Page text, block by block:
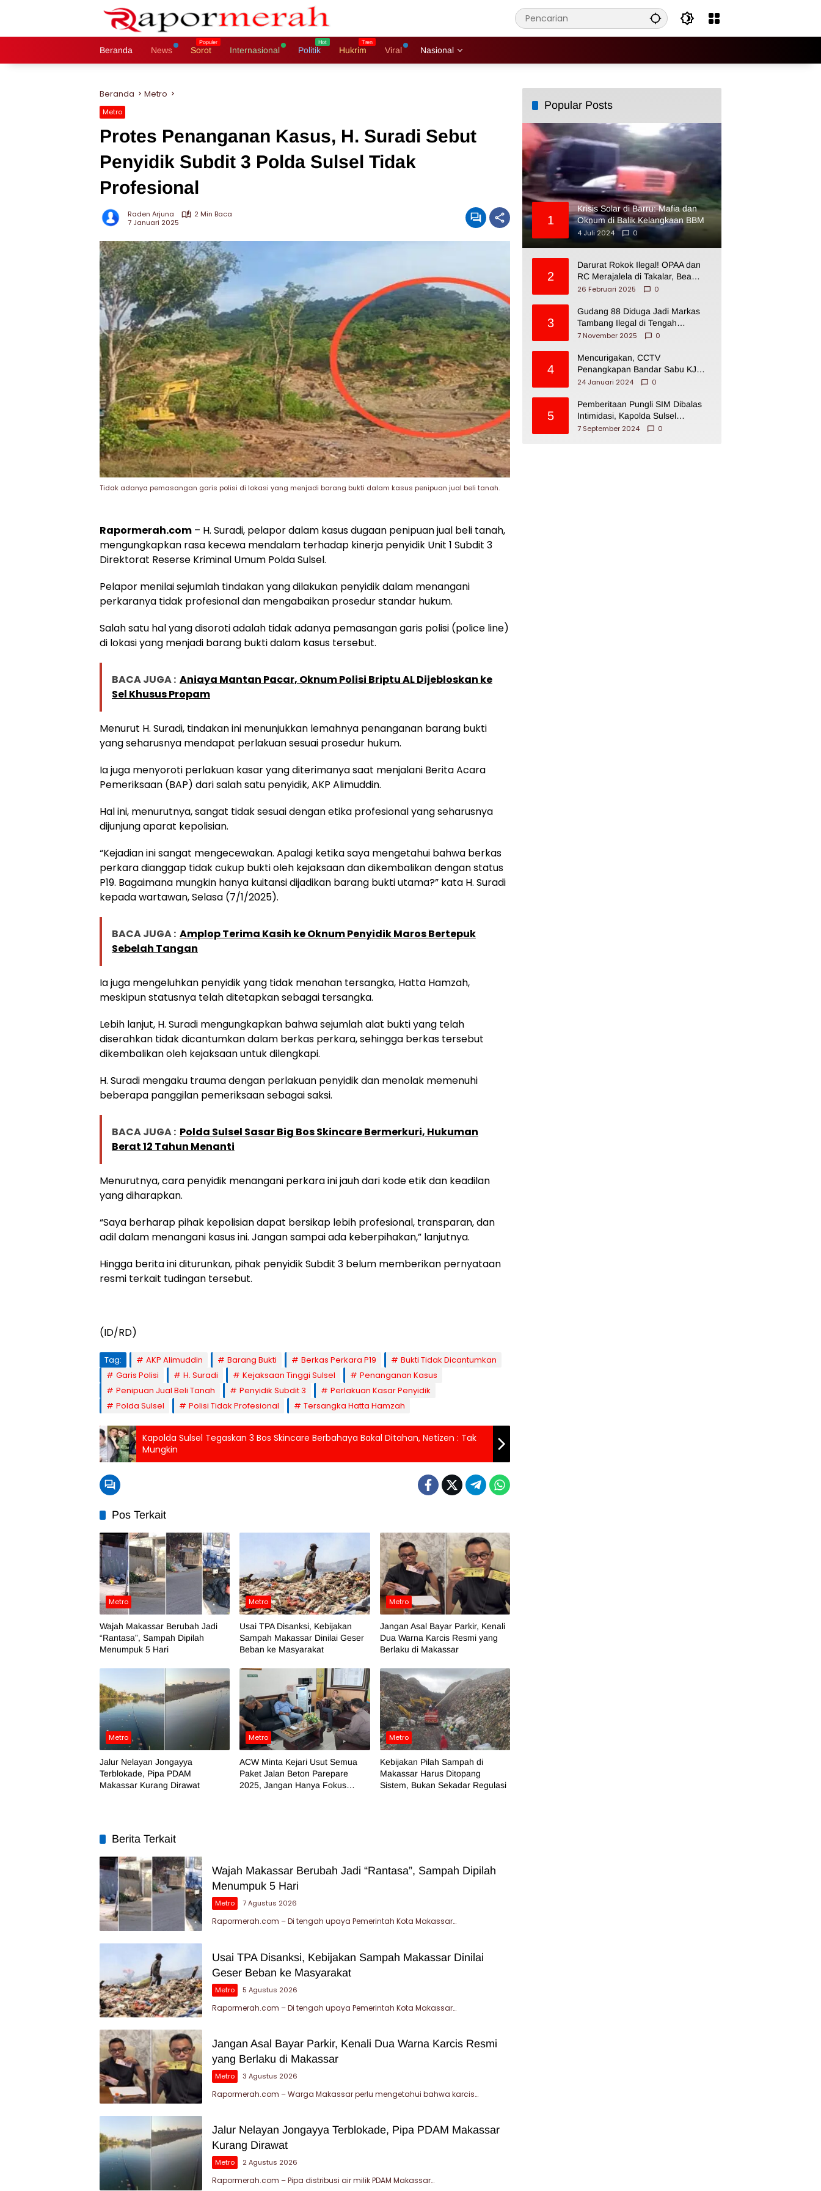
Beranda News Sorot Internasional Politik Hukrim Viral Nasional
Beranda Metro
Metro
Protes Penanganan Kasus, H. Suradi Sebut
Penyidik Subdit 3 Polda Sulsel Tidak
Profesional
Raden Arjuna
2 Min Baca
7 Januari 2025
Tidak adanya pemasangan garis polisi di lokasi yang menjadi barang bukti dalam kasus penipuan jual beli tanah.
Rapormerah.com – H. Suradi, pelapor dalam kasus dugaan penipuan jual beli tanah,
mengungkapkan rasa kecewa mendalam terhadap kinerja penyidik Unit 1 Subdit 3
Direktorat Reserse Kriminal Umum Polda Sulsel.
Pelapor menilai sejumlah tindakan yang dilakukan penyidik dalam menangani
perkaranya tidak profesional dan mengabaikan prosedur standar hukum.
Salah satu hal yang disoroti adalah tidak adanya pemasangan garis polisi (police line)
di lokasi yang menjadi barang bukti dalam kasus tersebut.
BACA JUGA : Aniaya Mantan Pacar, Oknum Polisi Briptu AL Dijebloskan ke
Sel Khusus Propam
Menurut H. Suradi, tindakan ini menunjukkan lemahnya penanganan barang bukti
yang seharusnya mendapat perlakuan sesuai prosedur hukum.
Ia juga menyoroti perlakuan kasar yang diterimanya saat menjalani Berita Acara
Pemeriksaan (BAP) dari salah satu penyidik, AKP Alimuddin.
Hal ini, menurutnya, sangat tidak sesuai dengan etika profesional yang seharusnya
dijunjung aparat kepolisian.
“Kejadian ini sangat mengecewakan. Apalagi ketika saya mengetahui bahwa berkas
perkara dianggap tidak cukup bukti oleh kejaksaan dan dikembalikan dengan status
P19. Bagaimana mungkin hanya kuitansi dijadikan barang bukti utama?” kata H. Suradi
kepada wartawan, Selasa (7/1/2025).
BACA JUGA : Amplop Terima Kasih ke Oknum Penyidik Maros Bertepuk
Sebelah Tangan
Ia juga mengeluhkan penyidik yang tidak menahan tersangka, Hatta Hamzah,
meskipun statusnya telah ditetapkan sebagai tersangka.
Lebih lanjut, H. Suradi mengungkapkan bahwa sejumlah alat bukti yang telah
diserahkan tidak dicantumkan dalam berkas perkara, sehingga berkas tersebut
dikembalikan oleh kejaksaan untuk dilengkapi.
H. Suradi mengaku trauma dengan perlakuan penyidik dan menolak memenuhi
beberapa panggilan pemeriksaan sebagai saksi.
BACA JUGA : Polda Sulsel Sasar Big Bos Skincare Bermerkuri, Hukuman
Berat 12 Tahun Menanti
Menurutnya, cara penyidik menangani perkara ini jauh dari kode etik dan keadilan
yang diharapkan.
“Saya berharap pihak kepolisian dapat bersikap lebih profesional, transparan, dan
adil dalam menangani kasus ini. Jangan sampai ada keberpihakan,” lanjutnya.
Hingga berita ini diturunkan, pihak penyidik Subdit 3 belum memberikan pernyataan
resmi terkait tudingan tersebut.
(ID/RD)
Tag: AKP Alimuddin Barang Bukti Berkas Perkara P19
Bukti Tidak Dicantumkan
Garis Polisi
H. Suradi Kejaksaan Tinggi Sulsel
Penanganan Kasus
Penipuan Jual Beli Tanah
Penyidik Subdit 3
Perlakuan Kasar Penyidik
Polda Sulsel
Polisi Tidak Profesional Tersangka Hatta Hamzah
Kapolda Sulsel Tegaskan 3 Bos Skincare Berbahaya Bakal Ditahan, Netizen : Tak
Mungkin
Pos Terkait
Metro
Wajah Makassar Berubah Jadi
“Rantasa”, Sampah Dipilah
Menumpuk 5 Hari
Metro
Usai TPA Disanksi, Kebijakan
Sampah Makassar Dinilai Geser
Beban ke Masyarakat
Metro
Jangan Asal Bayar Parkir, Kenali
Dua Warna Karcis Resmi yang
Berlaku di Makassar
Metro
Jalur Nelayan Jongayya
Terblokade, Pipa PDAM
Makassar Kurang Dirawat
Metro
ACW Minta Kejari Usut Semua
Paket Jalan Beton Parepare
2025, Jangan Hanya Fokus
Metro
Kebijakan Pilah Sampah di
Makassar Harus Ditopang
Sistem, Bukan Sekadar Regulasi
Berita Terkait
Wajah Makassar Berubah Jadi “Rantasa”, Sampah Dipilah
Menumpuk 5 Hari
Metro 7 Agustus 2026
Rapormerah.com – Di tengah upaya Pemerintah Kota Makassar…
Usai TPA Disanksi, Kebijakan Sampah Makassar Dinilai
Geser Beban ke Masyarakat
Metro 5 Agustus 2026
Rapormerah.com – Di tengah upaya Pemerintah Kota Makassar…
Jangan Asal Bayar Parkir, Kenali Dua Warna Karcis Resmi
yang Berlaku di Makassar
Metro 3 Agustus 2026
Rapormerah.com – Warga Makassar perlu mengetahui bahwa karcis…
Jalur Nelayan Jongayya Terblokade, Pipa PDAM Makassar
Kurang Dirawat
Metro 2 Agustus 2026
Rapormerah.com – Pipa distribusi air milik PDAM Makassar…
Popular Posts
1
Krisis Solar di Barru: Mafia dan
Oknum di Balik Kelangkaan BBM
4 Juli 2024
0
2
Darurat Rokok Ilegal! OPAA dan
RC Merajalela di Takalar, Bea
Cukai Impoten
26 Februari 2025 0
3
Gudang 88 Diduga Jadi Markas
Tambang Ilegal di Tengah
Permukiman Warga Makassar
7 November 2025 0
4
Mencurigakan, CCTV
Penangkapan Bandar Sabu KJ
Disita Oknum BNNP Sulsel
24 Januari 2024 0
5
Pemberitaan Pungli SIM Dibalas
Intimidasi, Kapolda Sulsel
Dikecam PJI Sulsel
7 September 2024 0